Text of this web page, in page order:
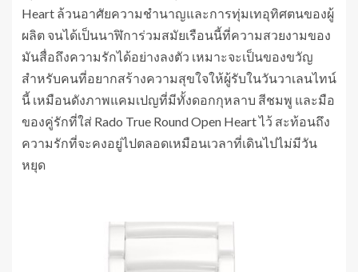
Heart ล้วนอาศัยความชำนาญและการทุ่มเทอุทิศตนของผู้
ผลิต จนได้เป็นนาฬิการ่วมสมัยเรือนนี้ที่ความสวยงามของ
มันสื่อถึงความรักได้อย่างลงตัว เหมาะจะเป็นของขวัญ
สำหรับคนที่อยากสร้างความสุขใจให้ผู้รับในวันวาเลนไทน์
นี้ เหมือนดังภาพแคมเปญที่มีทั้งดอกกุหลาบ สีชมพู และมือ
ของคู่รักที่ใส่ Rado True Round Open Heart ไว้ สะท้อนถึง
ความรักที่จะคงอยู่ไปตลอดเหมือนเวลาที่เดินไปไม่มีวัน
หยุด